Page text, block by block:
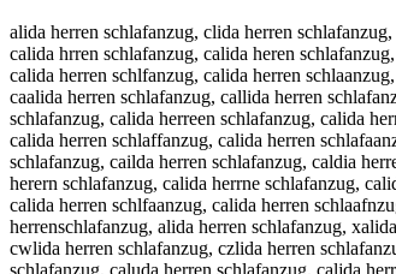
alida herren schlafanzug, clida herren schlafanzug, caida herren schlafanzug, calda herren schlafanzug, calia herren schlafanzug, calid herren schlafanzug, calida herren schlafanzug, calida erren schlafanzug, calida hrren schlafanzug, calida heren schlafanzug, calida herrn schlafanzug, calida herre schlafanzug, calida herren chlafanzug, calida herren shlafanzug, calida herren sclafanzug, calida herren schafanzug, calida herren schlfanzug, calida herren schlaanzug, calida herren schlafnzug, calida herren schlafazug, calida herren schlafanug, calida herren schlafanzg, calida herren schlafanzu, ccalida herren schlafanzug, caalida herren schlafanzug, callida herren schlafanzug, caliida herren schlafanzug, calidda herren schlafanzug, calidaa herren schlafanzug, calida hherren schlafanzug, calida heerren schlafanzug, calida herrren schlafanzug, calida herreen schlafanzug, calida herrenn schlafanzug, calida herren sschlafanzug, calida herren scchlafanzug, calida herren schhlafanzug, calida herren schllafanzug, calida herren schlaafanzug, calida herren schlaffanzug, calida herren schlafaanzug, calida herren schlafannzug, calida herren schlafanzzug, calida herren schlafanzuug, calida herren schlafanzugg, aclida herren schlafanzug, claida herren schlafanzug, cailda herren schlafanzug, caldia herren schlafanzug, caliad herren schlafanzug, calid aherren schlafanzug, calidah erren schlafanzug, calida ehrren schlafanzug, calida hreren schlafanzug, calida herern schlafanzug, calida herrne schlafanzug, calida herre nschlafanzug, calida herrens chlafanzug, calida herren cshlafanzug, calida herren shclafanzug, calida herren sclhafanzug, calida herren schalfanzug, calida herren schlfaanzug, calida herren schlaafnzug, calida herren schlafnazug, calida herren schlafaznug, calida herren schlafanuzg, calida herren schlafanzgu, calidaherren schlafanzug, calida herrenschlafanzug, alida herren schlafanzug, xalida herren schlafanzug, salida herren schlafanzug, dalida herren schlafanzug, falida herren schlafanzug, valida herren schlafanzug, cqlida herren schlafanzug, cwlida herren schlafanzug, czlida herren schlafanzug, cxlida herren schlafanzug, capida herren schlafanzug, caoida herren schlafanzug, caiida herren schlafanzug, cakida herren schlafanzug, camida herren schlafanzug, caluda herren schlafanzug, caljda herren schlafanzug, calkda herren schlafanzug, callda herren schlafanzug,